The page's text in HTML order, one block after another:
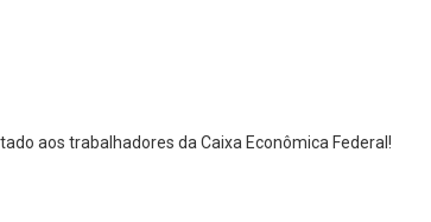
aos trabalhadores da Caixa Econômica Federal!